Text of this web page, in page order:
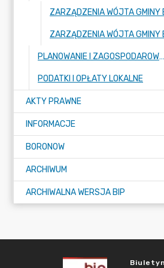
PLANOWANIE I ZAGOSPODAROWANIE PRZESTRZENNE - REJESTR URBANISTYCZNY
PODATKI I OPŁATY LOKALNE
AKTY PRAWNE
INFORMACJE
BORONOW
ARCHIWUM
ARCHIWALNA WERSJA BIP